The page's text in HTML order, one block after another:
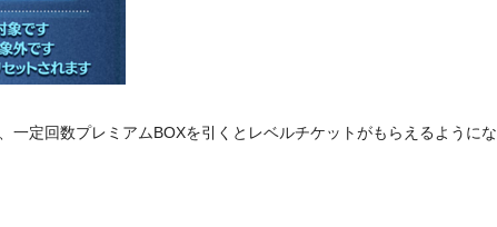
一定回数プレミアムBOXを引くとレベルチケットがもらえるようにな